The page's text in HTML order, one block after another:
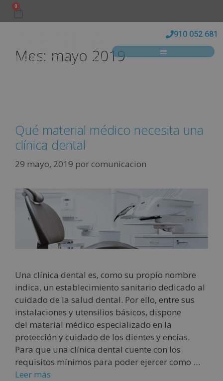
0
910 052 681
Mes: mayo 2019
Qué material médico necesita una
clínica dental
29 mayo, 2019 por comunicacion
Una clínica dental es, como su propio nombre
indica, un establecimiento sanitario dedicado al
cuidado de la salud dental. Por ello, entre sus
instalaciones y utensilios básicos, dispone
del material médico especializado en la
protección y cuidado de los dientes y encías.
Para que una clínica dental cuente con los
requisitos mínimos para poder ejercer como …
Leer más